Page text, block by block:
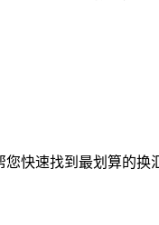
您快速找到最划算的换